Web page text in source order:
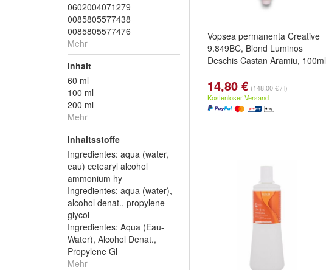
0602004071279
0085805577438
0085805577476
Mehr
Inhalt
60 ml
100 ml
200 ml
Mehr
Inhaltsstoffe
Ingredientes: aqua (water,
eau) cetearyl alcohol
ammonium hy
Ingredientes: aqua (water),
alcohol denat., propylene
glycol
Ingredientes: Aqua (Eau-
Water), Alcohol Denat.,
Propylene Gl
Mehr
Vopsea permanenta Creative
9.849BC, Blond Luminos
Deschis Castan Aramiu, 100ml
14,80 € (148,00 € / l)
Kostenloser Versand